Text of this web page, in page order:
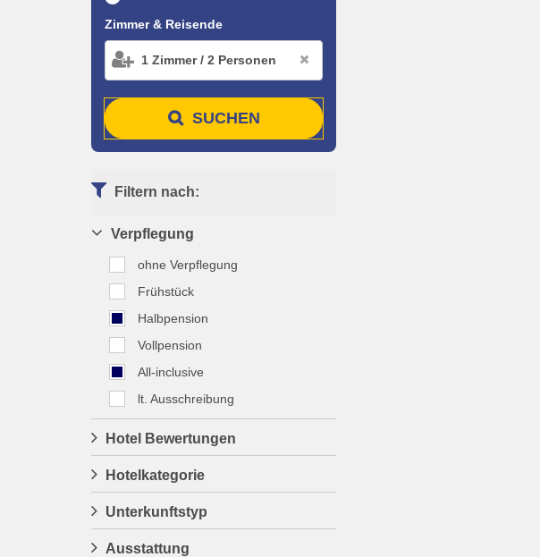
Zimmer & Reisende
1 Zimmer/ 2 Personen
SUCHEN
Filtern nach:
Verpflegung
ohne Verpflegung
Frühstück
Halbpension
Vollpension
All-inclusive
lt. Ausschreibung
Hotel Bewertungen
Hotelkategorie
Unterkunftstyp
Ausstattung